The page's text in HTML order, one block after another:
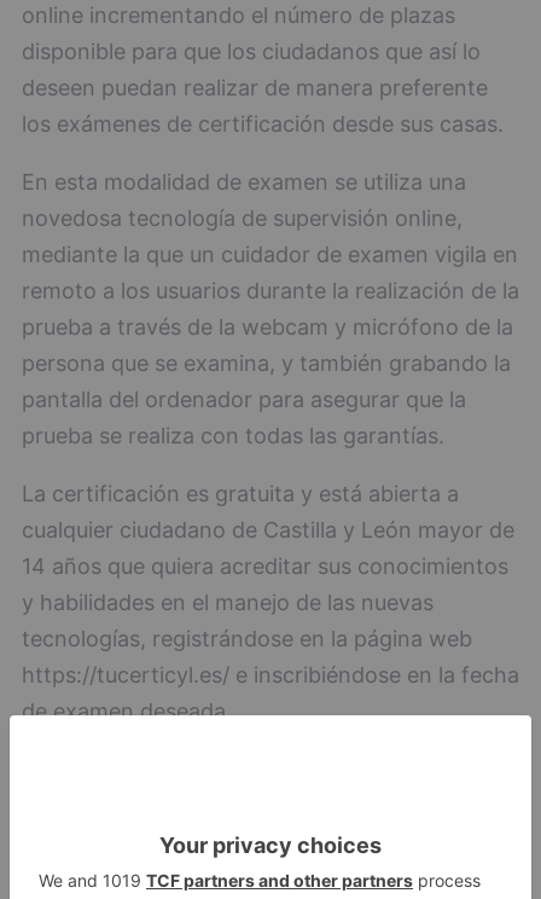
online incrementando el número de plazas
disponible para que los ciudadanos que así lo
deseen puedan realizar de manera preferente
los exámenes de certificación desde sus casas.
En esta modalidad de examen se utiliza una
novedosa tecnología de supervisión online,
mediante la que un cuidador de examen vigila en
remoto a los usuarios durante la realización de la
prueba a través de la webcam y micrófono de la
persona que se examina, y también grabando la
pantalla del ordenador para asegurar que la
prueba se realiza con todas las garantías.
La certificación es gratuita y está abierta a
cualquier ciudadano de Castilla y León mayor de
14 años que quiera acreditar sus conocimientos
y habilidades en el manejo de las nuevas
tecnologías, registrándose en la página web
https://tucerticyl.es/ e inscribiéndose en la fecha
de examen deseada.